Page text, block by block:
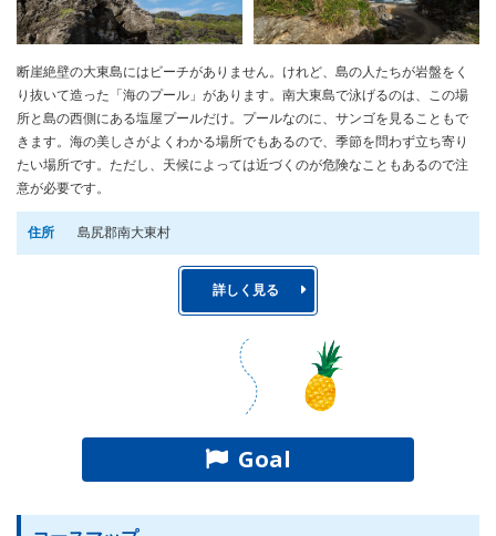
断崖絶壁の大東島にはビーチがありません。けれど、島の人たちが岩盤をく
り抜いて造った「海のプール」があります。南大東島で泳げるのは、この場
所と島の西側にある塩屋プールだけ。プールなのに、サンゴを見ることもで
きます。海の美しさがよくわかる場所でもあるので、季節を問わず立ち寄り
たい場所です。ただし、天候によっては近づくのが危険なこともあるので注
意が必要です。
住所 島尻郡南大東村
詳しく見る
Goal